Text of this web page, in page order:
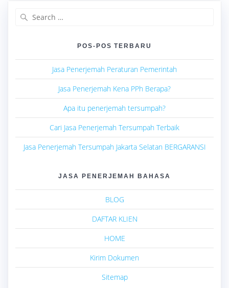
POS-POS TERBARU
Jasa Penerjemah Peraturan Pemerintah
Jasa Penerjemah Kena PPh Berapa?
Apa itu penerjemah tersumpah?
Cari Jasa Penerjemah Tersumpah Terbaik
Jasa Penerjemah Tersumpah Jakarta Selatan BERGARANSI
JASA PENERJEMAH BAHASA
BLOG
DAFTAR KLIEN
HOME
Kirim Dokumen
Sitemap